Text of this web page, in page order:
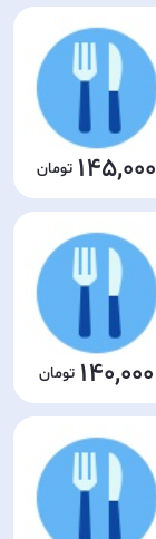
145,000
140,000